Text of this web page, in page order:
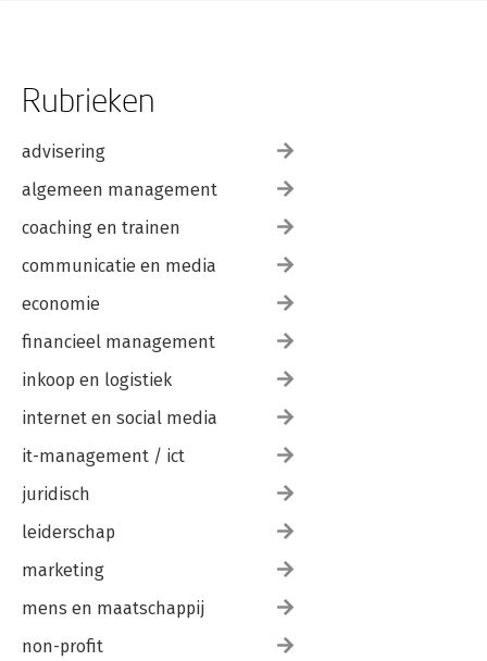
Rubrieken
advisering
algemeen management
coaching en trainen
communicatie en media
economie
financieel management
inkoop en logistiek
internet en social media
it-management / ict
juridisch
leiderschap
marketing
mens en maatschappij
non-profit